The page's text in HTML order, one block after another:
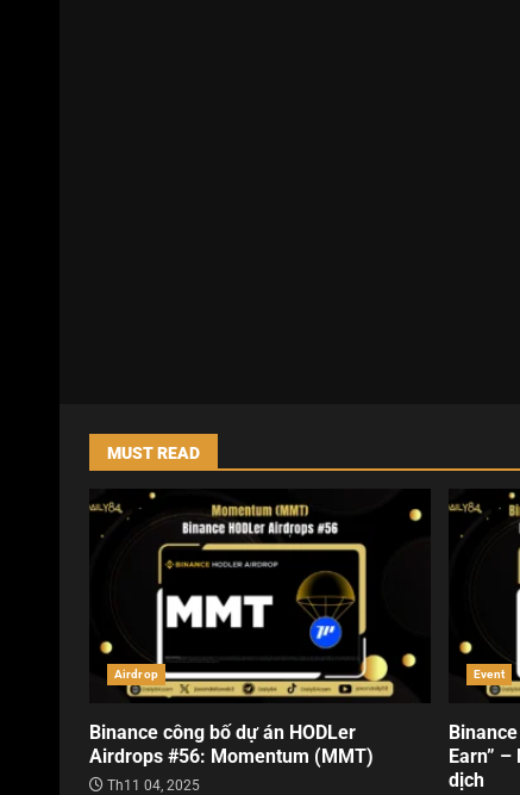
MUST READ
Airdrop
Binance công bố dự án HODLer
Airdrops #56: Momentum (MMT)
Th11 04, 2025
Event
Earn”
dịch